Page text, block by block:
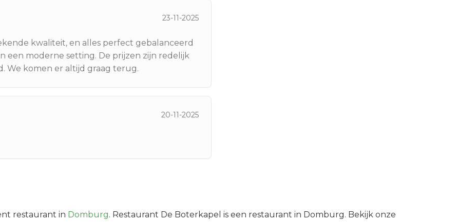
23-11-2025
kwaliteit, en alles perfect gebalanceerd
een moderne setting. De prijzen zijn redelijk
We komen er altijd graag terug.
20-11-2025
restaurant in Domburg. Restaurant De Boterkapel is een restaurant in Domburg. Bekijk onze